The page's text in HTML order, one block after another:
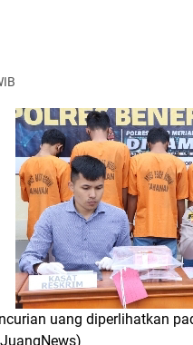
uang diperlihatkan